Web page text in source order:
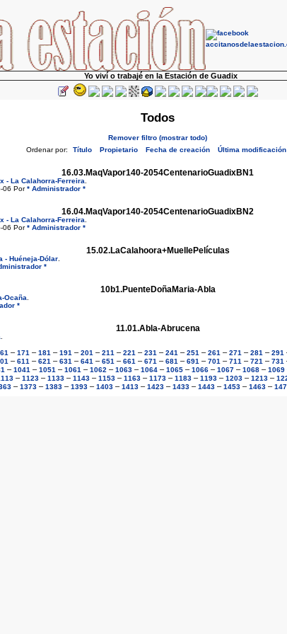
Yo viví o trabajé en la Estación de Guadix
Todos
Remover filtro (mostrar todo)
Ordenar por:
Título Propietario Fecha de creación Última modificación
16.03.MaqVapor140-2054CentenarioGuadixBN1
- La Calahorra-Ferreira
06 Por* Administrador *
16.04.MaqVapor140-2054CentenarioGuadixBN2
- La Calahorra-Ferreira
06 Por* Administrador *
15.02.LaCalahoora+MuellePelículas
- Huéneja-Dólar.
*
10b1.PuenteDoñaMaria-Abla
Ocaña
*
11.01.Abla-Abrucena
– 171 – 181 – 191 – 201 – 211 – 221 – 231 – 241 – 251 – 261 – 271 – 281 – 291
– 611 – 621 – 631 – 641 – 651 – 661 – 671 – 681 – 691 – 701 – 711 – 721 – 731
– 1041 – 1051 – 1061 – 1062 – 1063 – 1064 – 1065 – 1066 – 1067 – 1068 – 1069
– 1123 – 1133 – 1143 – 1153 – 1163 – 1173 – 1183 – 1193 – 1203 – 1213 –
– 1373 – 1383 – 1393 – 1403 – 1413 – 1423 – 1433 – 1443 – 1453 – 1463 –